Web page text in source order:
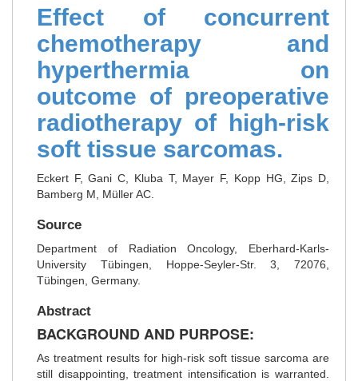
Effect of concurrent
chemotherapy and
hyperthermia on
outcome of preoperative
radiotherapy of high-risk
soft tissue sarcomas.
Eckert F, Gani C, Kluba T, Mayer F, Kopp HG, Zips D,
Bamberg M, Müller AC.
Source
Department of Radiation Oncology, Eberhard-Karls-
University Tübingen, Hoppe-Seyler-Str. 3, 72076,
Tübingen, Germany.
Abstract
BACKGROUND AND PURPOSE:
As treatment results for high-risk soft tissue sarcoma are
still disappointing, treatment intensification is warranted.